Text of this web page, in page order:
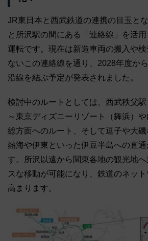
JR東日本と西武鉄道の連携の目玉と
と所沢駅の間にある「連絡線」を活
運転です。現在は新造車両の搬入や
ないこの連絡線を通り、2028年度か
沿線を結ぶ予定が発表されました。
検討中のルートとしては、西武秩父
～東京ディズニーリゾート（舞浜）
総方面へのルート、そして逗子や大磯
熱海や伊東といった伊豆半島への直
す。所沢以遠から関東各地の観光地
スな移動が可能になり、鉄道のネット
高まります。